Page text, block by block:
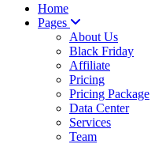
Home
Pages
About Us
Black Friday
Affiliate
Pricing
Pricing Package
Data Center
Services
Team